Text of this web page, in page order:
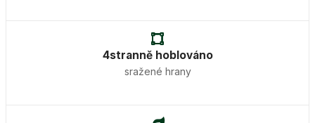
4stranně hoblováno
sražené hrany